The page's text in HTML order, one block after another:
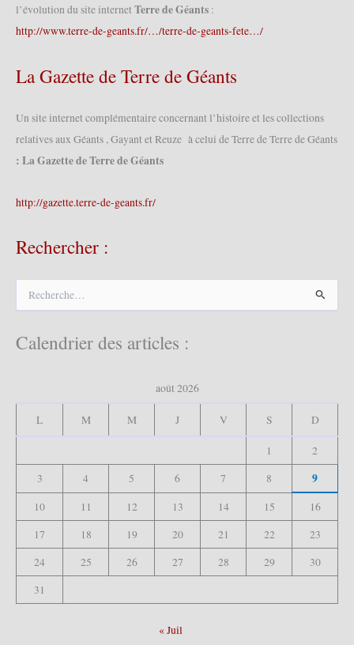
l’évolution du site internet Terre de Géants :
http://www.terre-de-geants.fr/…/terre-de-geants-fete…/
La Gazette de Terre de Géants
Un site internet complémentaire concernant l’histoire et les collections
relatives aux Géants , Gayant et Reuze à celui de Terre de Terre de Géants
: La Gazette de Terre de Géants
http://gazette.terre-de-geants.fr/
Rechercher :
e
Calendrier des articles :
août 2026
L M M J V S D
1
2
3
4 5 6 7 8 9
10 11 12 13 14 15
16
17
18 19 20 21 22
23
24
25 26 27 28 29
30
31
« Juil